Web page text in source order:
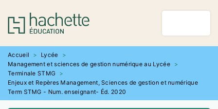
MENU RECHERCHE
PIED DE PAGE
Accueil > Lycée
>
Management et sciences de gestion numérique au Lycée
>
Terminale STMG >
Enjeux et Repères Management, Sciences de gestion et numérique
Term STMG - Num. enseignant- Éd. 2020